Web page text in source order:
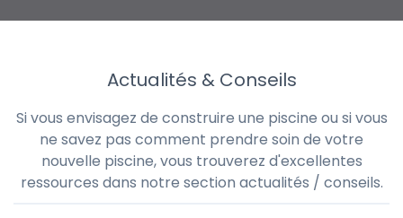
Actualités & Conseils
Si vous envisagez de construire une piscine ou si vous
ne savez pas comment prendre soin de votre
nouvelle piscine, vous trouverez d'excellentes
ressources dans notre section actualités / conseils.